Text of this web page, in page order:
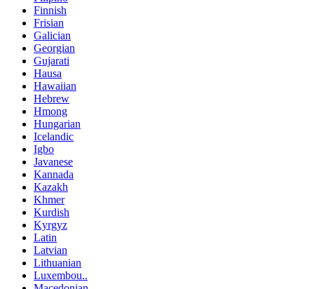
Finnish
Frisian
Galician
Georgian
Gujarati
Hausa
Hawaiian
Hebrew
Hmong
Hungarian
Icelandic
Igbo
Javanese
Kannada
Kazakh
Khmer
Kurdish
Kyrgyz
Latin
Latvian
Lithuanian
Luxembou..